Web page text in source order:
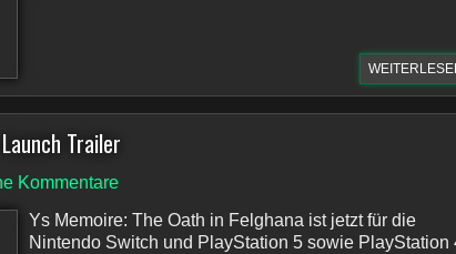
Trailer
Kommentare
Ys Memoire: The Oath in Felghana ist jetzt für die
Nintendo Switch und PlayStation 5 sowie PlayStation